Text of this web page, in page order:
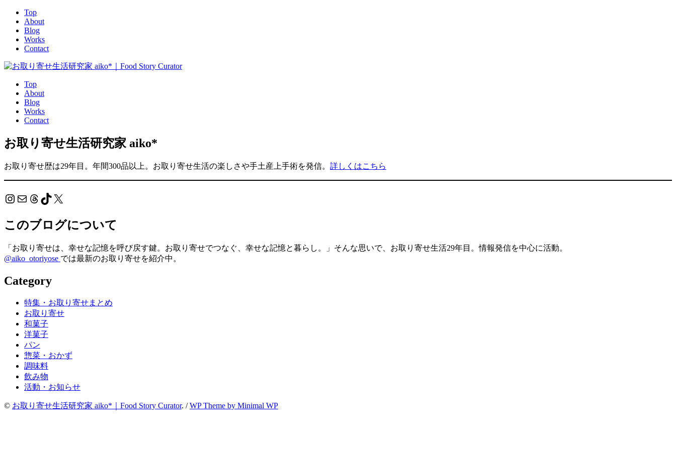
Top
About
Blog
Works
Contact
Top
About
Blog
Works
Contact
お取り寄せ生活研究家 aiko*
お取り寄せ歴は29年目。年間300品以上。お取り寄せ生活の楽しさや手土産上手術を発信。 詳しくはこちら
Instagram
メール Threads
TikTok
X
このブログについて
「お取り寄せは、幸せな記憶を呼び戻す鍵。お取り寄せでつなぐ、幸せな記憶と暮らし。」そんな思いで、お取り寄せ生活29年目。情報発信を中心に活動。
@aiko_otoriyose では最新のお取り寄せを紹介中。
Category
特集・お取り寄せまとめ
お取り寄せ
和菓子
洋菓子
パン
惣菜・おかず
調味料
飲み物
活動・お知らせ
© お取り寄せ生活研究家 aiko*｜Food Story Curator. /WP Theme by Minimal WP